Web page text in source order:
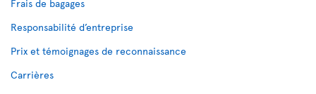
Frais de bagages
Responsabilité d’entreprise
Prix et témoignages de reconnaissance
Carrières